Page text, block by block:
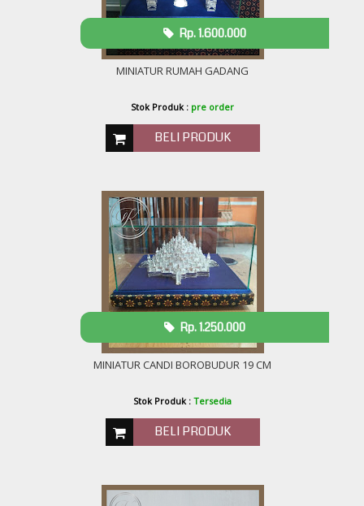
MINIATUR RUMAH GADANG
Rp. 1.600.000
Stok Produk : pre order
BELI PRODUK
MINIATUR CANDI BOROBUDUR 19 CM
Rp. 1.250.000
Stok Produk :Tersedia
BELI PRODUK